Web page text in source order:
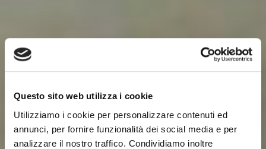
Questo sito web utilizza i cookie
Utilizziamo i cookie per personalizzare contenuti ed
annunci, per fornire funzionalità dei social media e per
analizzare il nostro traffico. Condividiamo inoltre